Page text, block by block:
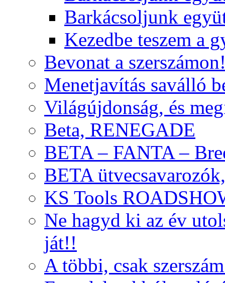
Barkácsoljunk
Kezedbe teszem a
Bevonat a
Menetjavítás saválló
Világújdonság, és
Beta, RENEGADE
BETA – FANTA –
BETA
KS Tools
Ne hagyd ki az év
ját!!
A többi, csak